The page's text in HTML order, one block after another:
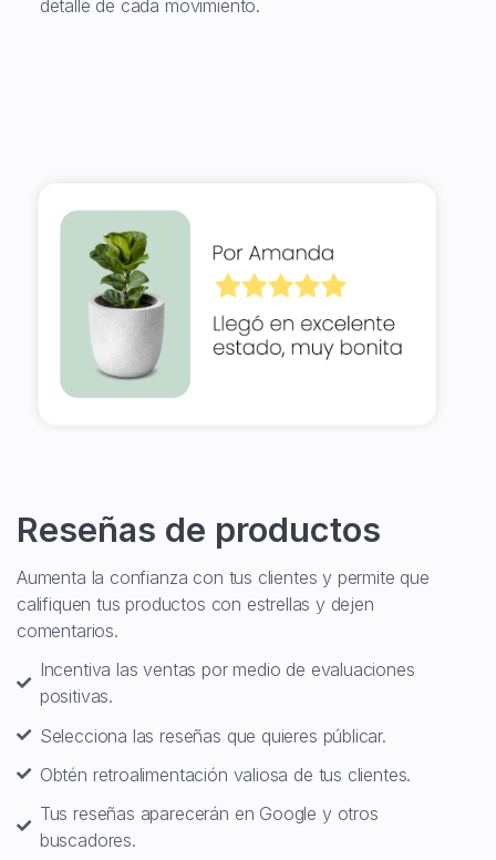
detalle de cada movimiento.
Reseñas de productos
Aumenta la confianza con tus clientes y permite que
califiquen tus productos con estrellas y dejen
comentarios.
Incentiva las ventas por medio de evaluaciones
positivas.
Selecciona las reseñas que quieres públicar.
Obtén retroalimentación valiosa de tus clientes.
Tus reseñas aparecerán en Google y otros
buscadores.